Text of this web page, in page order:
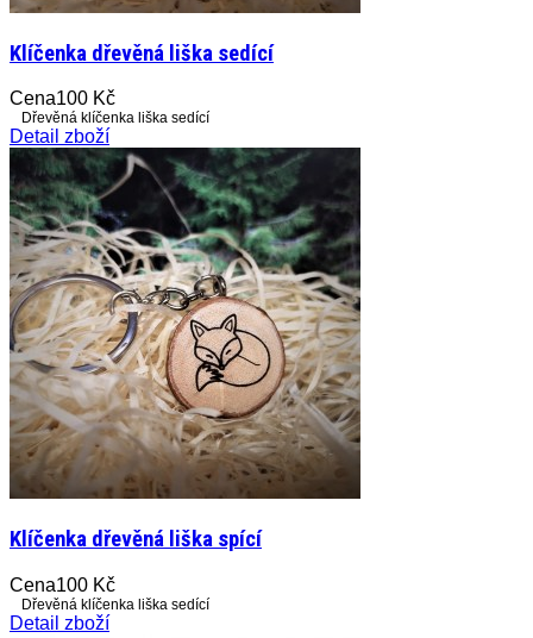
Klíčenka dřevěná liška sedící
Cena100 Kč
Dřevěná klíčenka liška sedící
Detail zboží
Klíčenka dřevěná liška spící
Cena100 Kč
Dřevěná klíčenka liška sedící
Detail zboží